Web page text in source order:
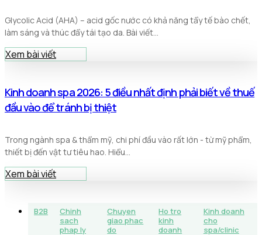
Glycolic Acid (AHA) – acid gốc nước có khả năng tẩy tế bào chết,
làm sáng và thúc đẩy tái tạo da. Bài viết...
Xem bài viết
Kinh doanh spa 2026: 5 điều nhất định phải biết về thuế
đầu vào để tránh bị thiệt
Trong ngành spa & thẩm mỹ, chi phí đầu vào rất lớn - từ mỹ phẩm,
thiết bị đến vật tư tiêu hao. Hiểu...
Xem bài viết
B2B
Chinh
sach
phap ly
Chuyen
giao phac
do
Ho tro
kinh
doanh
Kinh doanh
cho
spa/clinic